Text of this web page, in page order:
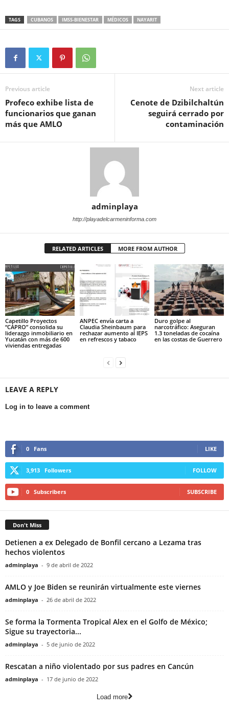
TAGS CUBANOS IMSS-BIENESTAR MÉDICOS NAYARIT
Previous article
Profeco exhibe lista de
funcionarios que ganan
más que AMLO
Next article
Cenote de Dzibilchaltún
seguirá cerrado por
contaminación
adminplaya
http://playadelcarmeninforma.com
RELATED ARTICLES MORE FROM AUTHOR
Capetillo Proyectos
“CAPRO” consolida su
liderazgo inmobiliario en
Yucatán con más de 600
viviendas entregadas
ANPEC envía carta a
Claudia Sheinbaum para
rechazar aumento al IEPS
en refrescos y tabaco
Duro golpe al
narcotráfico: Aseguran
1.3 toneladas de cocaína
en las costas de Guerrero
LEAVE A REPLY
Log in to leave a comment
0 Fans LIKE
3,913 Followers FOLLOW
0 Subscribers SUBSCRIBE
Don't Miss
Detienen a ex Delegado de Bonfil cercano a Lezama tras
hechos violentos
adminplaya - 9 de abril de 2022
AMLO y Joe Biden se reunirán virtualmente este viernes
adminplaya - 26 de abril de 2022
Se forma la Tormenta Tropical Alex en el Golfo de México;
Sigue su trayectoria...
adminplaya - 5 de junio de 2022
Rescatan a niño violentado por sus padres en Cancún
adminplaya - 17 de junio de 2022
Load more